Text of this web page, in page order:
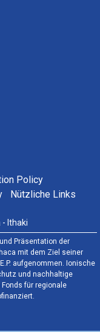
Policy
Nützliche Links
Ithaki
Präsentation der
mit dem Ziel seiner
aufgenommen. Ionische
und nachhaltige
Fonds für regionale